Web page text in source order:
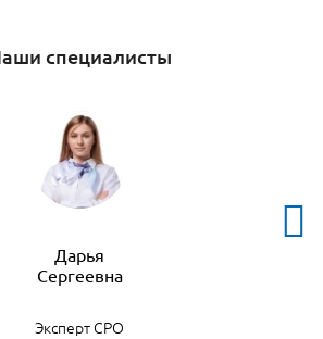
специалисты
Дарья
Сергеевна
Эксперт СРО